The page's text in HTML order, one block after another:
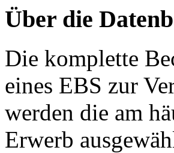
Über die
Die komplette
eines EBS zur
werden die am
Erwerb